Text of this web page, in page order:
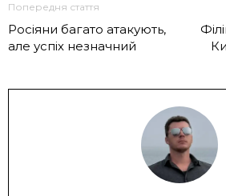
Попередня стаття
Росіяни багато атакують,
але успіх незначний